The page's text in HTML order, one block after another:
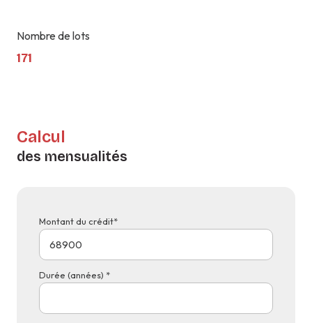
Nombre de lots
171
Calcul
des mensualités
Montant du crédit*
Durée (années) *